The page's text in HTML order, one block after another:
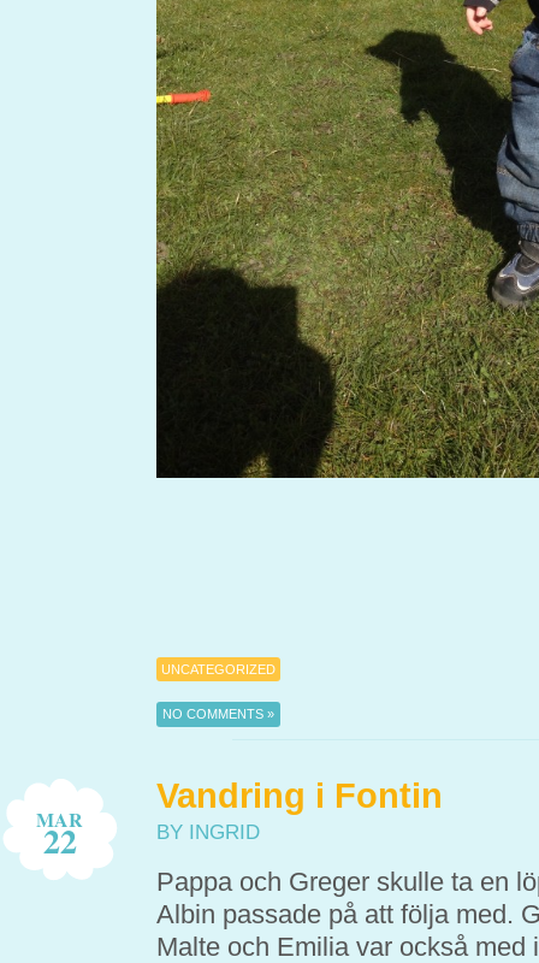
UNCATEGORIZED
NO COMMENTS »
MAR
22
Vandring i Fontin
BY INGRID
Pappa och Greger skulle ta en
Albin passade på att följa med.
Malte och Emilia var också med